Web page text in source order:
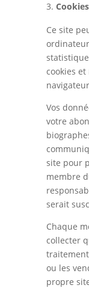
Ce site
cookies
Vos
votre
site pour
membre
serait
Chaque
collecter
ou les
propre